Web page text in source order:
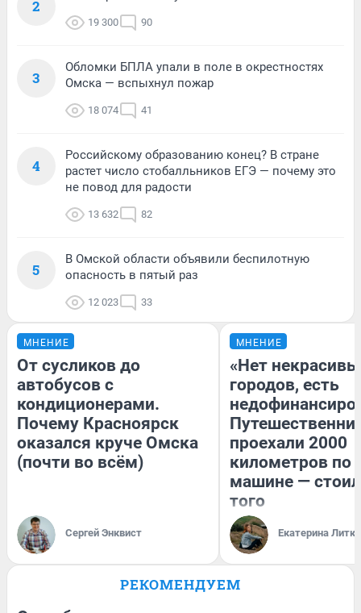
2
19 300 90
3
Обломки БПЛА упали в поле в окрестностях
Омска — вспыхнул пожар
18 074 41
4
Российскому образованию конец? В стране
растет число стобалльников ЕГЭ — почему это
не повод для радости
13 632 82
5
В Омской области объявили беспилотную
опасность в пятый раз
12 023 33
МНЕНИЕ
От сусликов до
автобусов с
кондиционерами.
Почему Красноярск
оказался круче Омска
(почти во всём)
Сергей Энквист
МНЕНИЕ
«Нет
городов, есть
проехали 2000
километров по
машине —
того
Екатерина
РЕКОМЕНДУЕМ